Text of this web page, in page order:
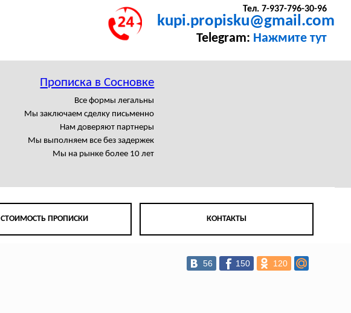
Тел. 7-937-796-30-96
kupi.propisku@gmail.com
Telegram: Нажмите тут
Прописка в Сосновке
Все формы легальны
Мы заключаем сделку письменно
Нам доверяют партнеры
Мы выполняем все без задержек
Мы на рынке более 10 лет
СТОИМОСТЬ ПРОПИСКИ КОНТАКТЫ
56 150 120